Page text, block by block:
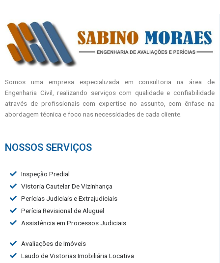
Somos uma empresa especializada em consultoria na área de
Engenharia Civil, realizando serviços com qualidade e confiabilidade
através de profissionais com expertise no assunto, com ênfase na
abordagem técnica e foco nas necessidades de cada cliente.
NOSSOS SERVIÇOS
Inspeção Predial
Vistoria Cautelar De Vizinhança
Perícias Judiciais e Extrajudiciais
Perícia Revisional de Aluguel
Assistência em Processos Judiciais
Avaliações de Imóveis
Laudo de Vistorias Imobiliária Locativa